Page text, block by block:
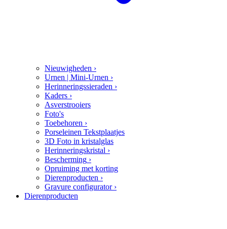
Nieuwigheden ›
Urnen | Mini-Urnen ›
Herinneringssieraden ›
Kaders ›
Asverstrooiers
Foto's
Toebehoren ›
Porseleinen Tekstplaatjes
3D Foto in kristalglas
Herinneringskristal ›
Bescherming ›
Opruiming met korting
Dierenproducten ›
Gravure configurator ›
Dierenproducten